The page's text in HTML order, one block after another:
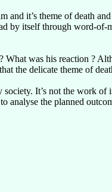
and it’s theme of death
by itself through word-
was his reaction ?
the delicate theme of
It’s not the work of
analyse the planned